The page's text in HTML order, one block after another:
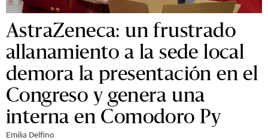
AstraZeneca: un frustrado
allanamiento a la sede local
demora la presentación en el
Congreso y genera una
interna en Comodoro Py
Emilia Delfino